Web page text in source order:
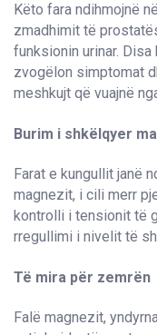
Këto fara ndihmojnë
zmadhimit të
funksionin urinar.
zvogëlon simptomat
meshkujt që vuajnë
Burim i shkëlqyer
Farat e kungullit janë
magnezit, i cili merr
kontrolli i tensionit të
rregullimi i nivelit të
Të mira për zemrën
Falë magnezit,